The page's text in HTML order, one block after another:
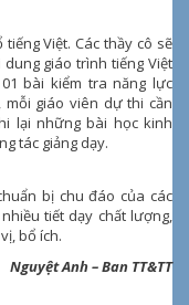
Việt. Các thầy cô sẽ
giáo trình tiếng Việt
bài kiểm tra năng lực
mỗi giáo viên dự thi cần
lại những bài học kinh
tác giảng dạy.
bị chu đáo của các
tiết dạy chất lượng,
bổ ích.
Nguyệt Anh – Ban TT&TT